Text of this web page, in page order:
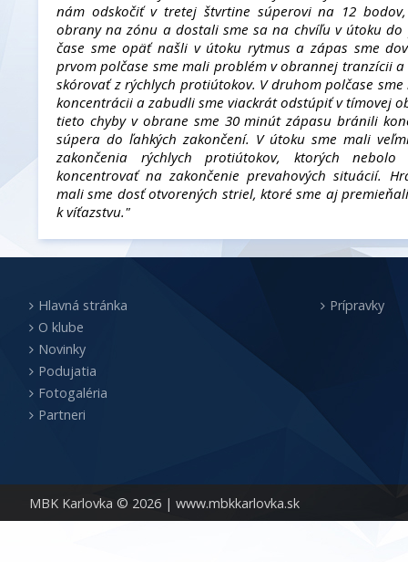
nám odskočiť v tretej štvrtine súperovi na 12
obrany na zónu a dostali sme sa na chvíľu v útoku do
čase sme opäť našli v útoku rytmus a zápas sme
prvom polčase sme mali problém v obrannej tranzícii
skórovať z rýchlych protiútokov. V druhom polčase
koncentrácii a zabudli sme viackrát odstúpiť v tímovej
tieto chyby v obrane sme 30 minút zápasu bránili
súpera do ľahkých zakončení. V útoku sme mali
zakončenia rýchlych protiútokov, ktorých
koncentrovať na zakončenie prevahových situácií.
mali sme dosť otvorených striel, ktoré sme aj
k víťazstvu."
MBK Karlovka © 2026 | www.mbkkarlovka.sk
Hlavná stránka
O klube
Novinky
Podujatia
Fotogaléria
Partneri
Prípravky